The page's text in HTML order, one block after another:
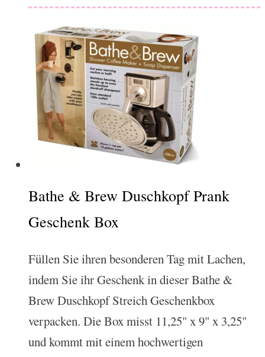
Bathe & Brew Duschkopf Prank
Geschenk Box
Füllen Sie ihren besonderen Tag mit Lachen,
indem Sie ihr Geschenk in dieser Bathe &
Brew Duschkopf Streich Geschenkbox
verpacken. Die Box misst 11,25" x 9" x 3,25"
und kommt mit einem hochwertigen